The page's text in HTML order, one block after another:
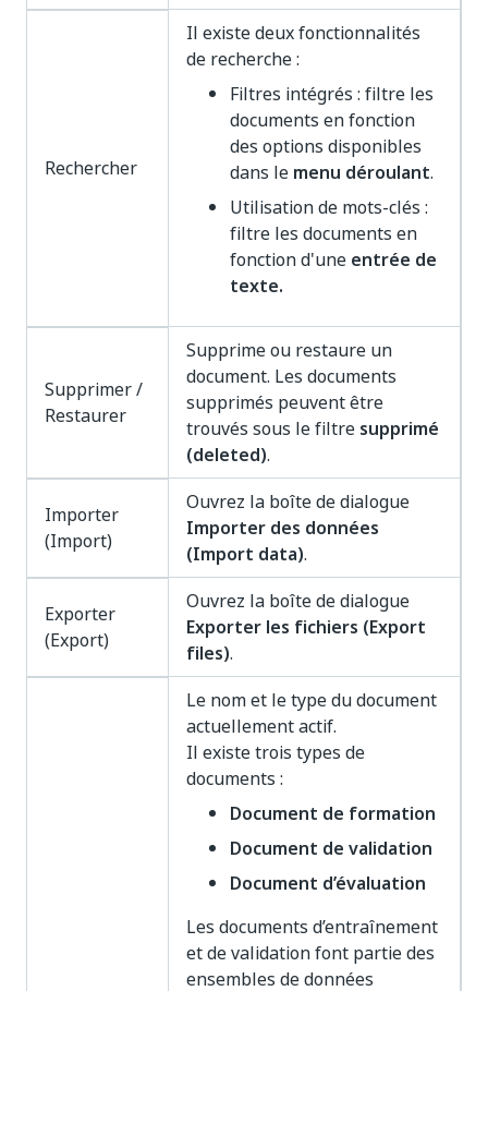
Rechercher
Il existe deux fonctionnalités
de recherche :
Filtres intégrés : filtre les
documents en fonction
des options disponibles
dans le menu déroulant.
Utilisation de mots-clés :
filtre les documents en
fonction d'une entrée de
texte.
Supprimer /
Restaurer
Supprime ou restaure un
document. Les documents
supprimés peuvent être
trouvés sous le filtre supprimé
(deleted).
Importer
(Import)
Ouvrez la boîte de dialogue
Importer des données
(Import data).
Exporter
(Export)
Ouvrez la boîte de dialogue
Exporter les fichiers (Export
files).
Le nom et le type du document
actuellement actif.
Il existe trois types de
documents :
Document de formation
Document de validation
Document d’évaluation
Les documents d’entraînement
et de validation font partie des
ensembles de données